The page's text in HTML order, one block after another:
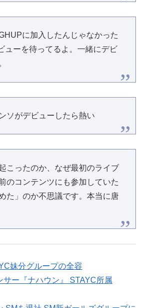
に加入したんじゃなかった
ューを待ってるよ。一緒にデビ
ソがデビューしたら熱い
こったのか、なぜ最初のライブ
のコンテンツにも参加していた
た」のか不思議です。本当に唐
妹分グループの全容
サー『ナハウン』 STAYC所属